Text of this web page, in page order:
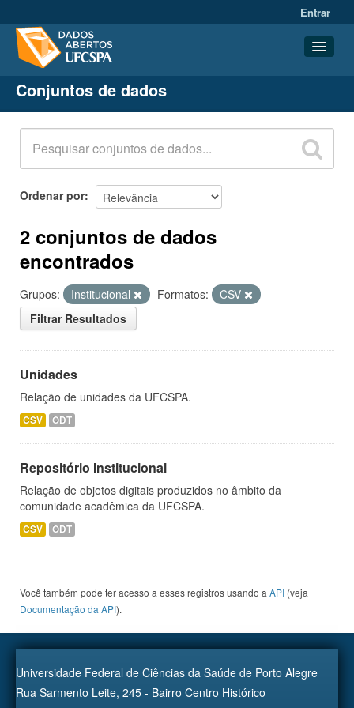
Entrar
Conjuntos de dados
Organizações
Grupos
Sobre
Conjuntos de dados
Ordenar por
2 conjuntos de dados
encontrados
Grupos: Institucional Formatos:
CSV
Filtrar Resultados
Unidades
Relação de unidades da UFCSPA.
CSV ODT
Repositório Institucional
Relação de objetos digitais produzidos no âmbito da
comunidade acadêmica da UFCSPA.
CSV ODT
Você também pode ter acesso a esses registros usando a API (veja
Documentação da API).
Universidade Federal de Ciências da Saúde de Porto Alegre
Rua Sarmento Leite, 245 - Bairro Centro Histórico